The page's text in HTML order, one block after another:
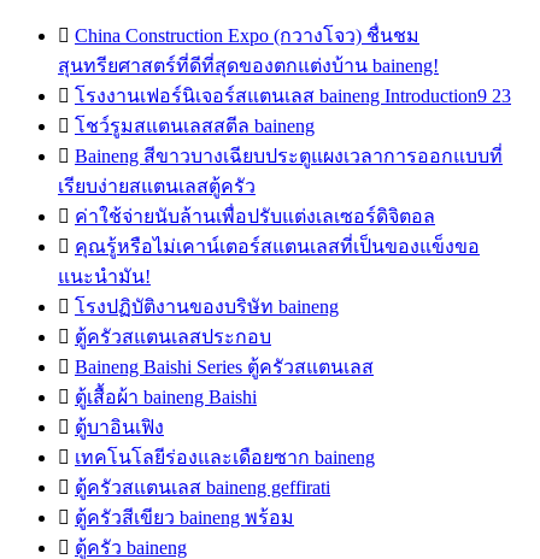
 China Construction Expo (กวางโจว) ชื่นชม
สุนทรียศาสตร์ที่ดีที่สุดของตกแต่งบ้าน baineng!
 โรงงานเฟอร์นิเจอร์สแตนเลส baineng Introduction9 23
 โชว์รูมสแตนเลสสตีล baineng
 Baineng สีขาวบางเฉียบประตูแผงเวลาการออกแบบที่
เรียบง่ายสแตนเลสตู้ครัว
 ค่าใช้จ่ายนับล้านเพื่อปรับแต่งเลเซอร์ดิจิตอล
 คุณรู้หรือไม่เคาน์เตอร์สแตนเลสที่เป็นของแข็งขอ
แนะนำมัน!
 โรงปฏิบัติงานของบริษัท baineng
 ตู้ครัวสแตนเลสประกอบ
 Baineng Baishi Series ตู้ครัวสแตนเลส
 ตู้เสื้อผ้า baineng Baishi
 ตู้บาอินเฟิง
 เทคโนโลยีร่องและเดือยซาก baineng
 ตู้ครัวสแตนเลส baineng geffirati
 ตู้ครัวสีเขียว baineng พร้อม
 ตู้ครัว baineng